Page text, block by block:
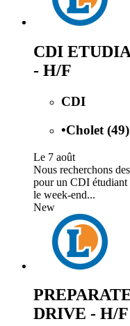
CDI
- H/F
CDI
•Cholet (49)
Le 7 août
Nous recherchons
pour un CDI étudiant
le week-end...
New
DRIVE - H/F